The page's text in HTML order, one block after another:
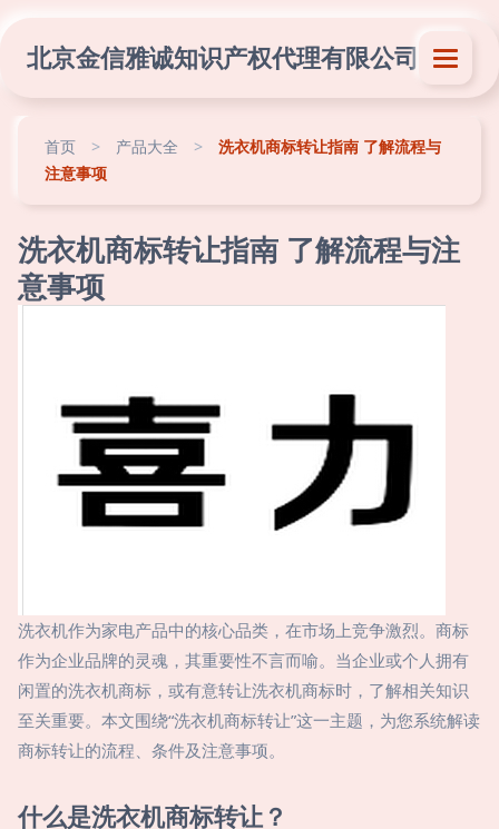
北京金信雅诚知识产权代理有限公司
首页 > 产品大全 >
洗衣机商标转让指南 了解流程与
注意事项
洗衣机商标转让指南 了解流程与注
意事项
洗衣机作为家电产品中的核心品类，在市场上竞争激烈。商标
作为企业品牌的灵魂，其重要性不言而喻。当企业或个人拥有
闲置的洗衣机商标，或有意转让洗衣机商标时，了解相关知识
至关重要。本文围绕“洗衣机商标转让”这一主题，为您系统解读
商标转让的流程、条件及注意事项。
什么是洗衣机商标转让？